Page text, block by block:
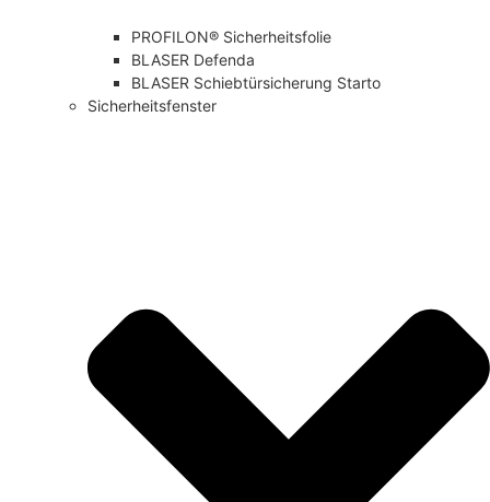
PROFILON® Sicherheitsfolie
BLASER Defenda
BLASER Schiebtürsicherung Starto
Sicherheitsfenster